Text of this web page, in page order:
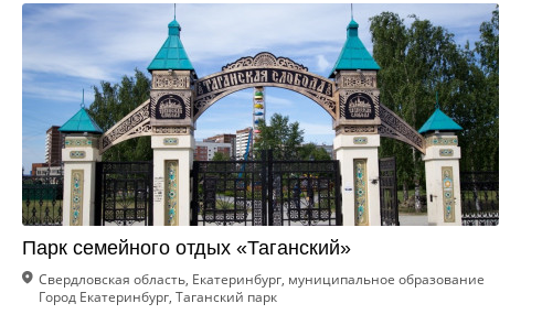
Парк семейного отдых «Таганский»
Свердловская область, Екатеринбург, муниципальное образование
Город Екатеринбург, Таганский парк